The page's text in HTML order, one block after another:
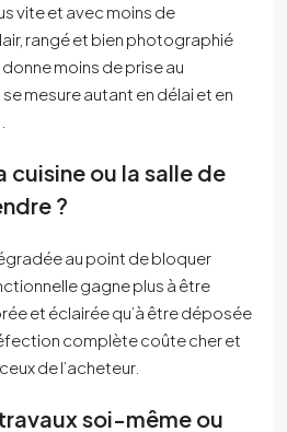
vite et avec moins de
rangé et bien photographié
moins de prise au
mesure autant en délai et en
cuisine ou la salle de
?
au point de bloquer
gagne plus à être
et éclairée qu’à être déposée
complète coûte cher et
de l’acheteur.
soi-même ou